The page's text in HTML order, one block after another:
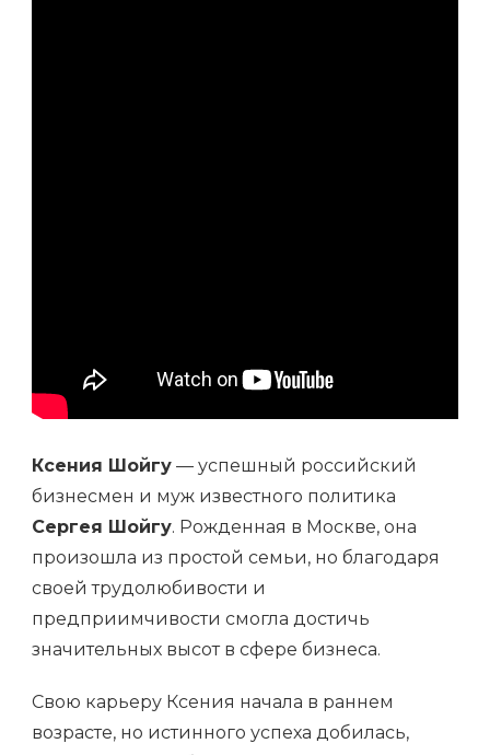
Ксения Шойгу — успешный российский
бизнесмен и муж известного политика
Сергея Шойгу. Рожденная в Москве, она
произошла из простой семьи, но благодаря
своей трудолюбивости и
предприимчивости смогла достичь
значительных высот в сфере бизнеса.
Свою карьеру Ксения начала в раннем
возрасте, но истинного успеха добилась,